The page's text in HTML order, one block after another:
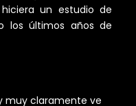
hiciera un estudio de
los últimos años de
muy claramente ve